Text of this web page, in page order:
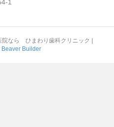
1
なら ひまわり歯科クリニック
Beaver Builder